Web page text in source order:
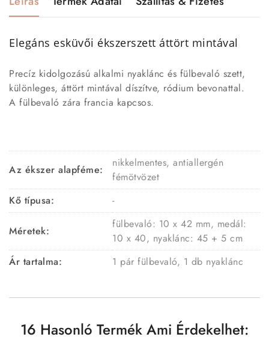
Elegáns esküvői ékszerszett áttört mintával
Precíz kidolgozású alkalmi nyaklánc és fülbevaló szett,
különleges, áttört mintával díszítve, ródium bevonattal.
A fülbevaló zára francia kapcsos.
Az ékszer alapféme:
nikkelmentes, antiallergén
fémötvözet
Kő típusa:
-
Méretek:
fülbevaló: 10 x 42 mm, medál:
10 x 40, nyaklánc: 45 + 5 cm
Ár tartalma:
1 pár fülbevaló, 1 db nyaklánc
16 Hasonló Termék Ami Érdekelhet: